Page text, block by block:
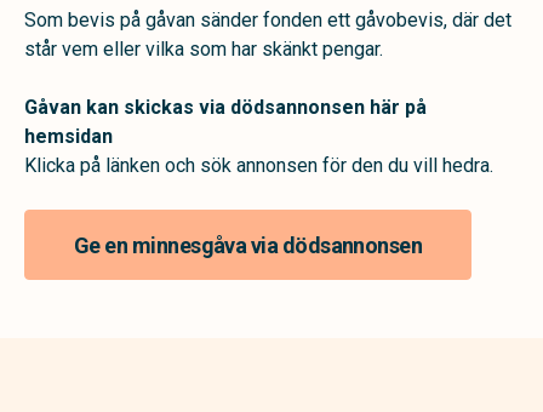
Som bevis på gåvan sänder fonden ett gåvobevis, där det
står vem eller vilka som har skänkt pengar.
Gåvan kan skickas via dödsannonsen här på
hemsidan
Klicka på länken och sök annonsen för den du vill hedra.
Ge en minnesgåva via dödsannonsen